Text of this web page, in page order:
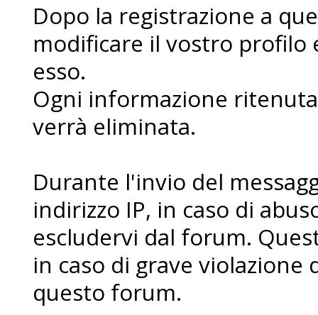
Dopo la registrazione a
modificare il vostro
esso.
Ogni informazione
verrà eliminata.
Durante l'invio del
indirizzo IP, in caso di
escludervi dal forum.
in caso di grave
questo forum.